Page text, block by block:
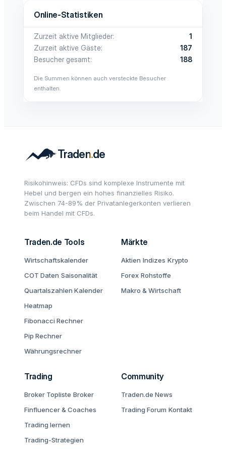
Online-Statistiken
Zurzeit aktive Mitglieder
1
Zurzeit aktive Gäste
187
Besucher gesamt
188
Die Summen können auch versteckte Besucher
enthalten.
Risikohinweis: CFDs sind komplexe Instrumente mit
Hebel und bergen ein hohes finanzielles Risiko.
Zwischen 74-89% der Privatanlegerkonten verlieren
beim Handel mit CFDs.
Traden.de Tools
Wirtschaftskalender
COT Daten Saisonalität
Quartalszahlen Kalender
Heatmap
Fibonacci Rechner
Pip Rechner
Währungsrechner
Märkte
Aktien Indizes Krypto
Forex Rohstoffe
Makro & Wirtschaft
Trading
Broker Topliste Broker
Finfluencer & Coaches
Trading lernen
Trading-Strategien
Community
Traden.de News
Trading Forum Kontakt